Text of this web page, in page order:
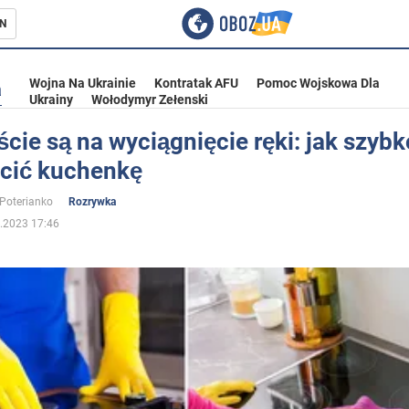
Ukrainie
Wojna Na Ukrainie Kontratak AFU
Pomoc Wojskowa Dla
Ukrainy
Wołodymyr Zełenski
są na wyciągnięcie ręki: jak
kuchenkę
Rozrywka
17:46